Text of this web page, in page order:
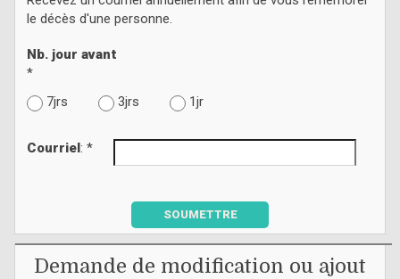
le décès d'une personne.
Nb. jour avant
*
7jrs
3jrs 1jr
Courriel: *
SOUMETTRE
Demande de modification ou ajout